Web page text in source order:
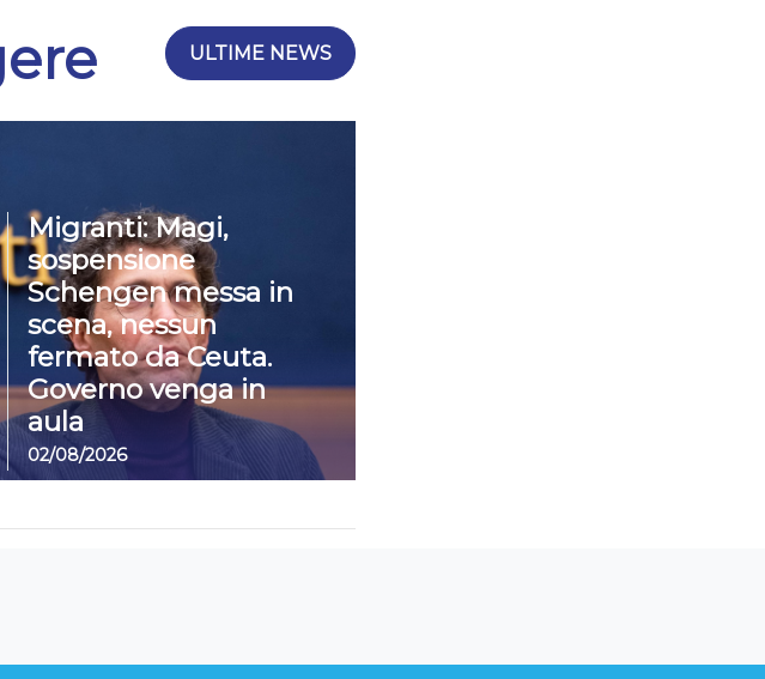
ULTIME NEWS
Migranti: Magi,
sospensione
Schengen messa in
scena, nessun
fermato da Ceuta.
Governo venga in
aula
02/08/2026